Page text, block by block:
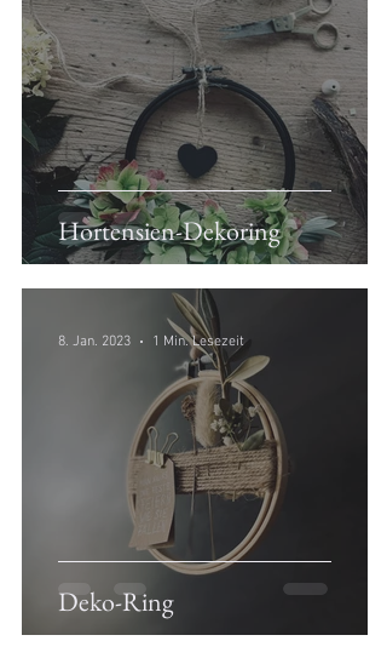
Hortensien-Dekoring
Deko-Ring
8. Jan. 2023 1 Min. Lesezeit